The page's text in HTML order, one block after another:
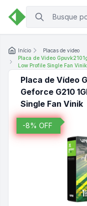
Início
Placas de video
Placa de Vídeo
Low Profile Single Fan Vinik
Placa de Vídeo
Geforce G210
Single Fan Vinik
-8% OFF